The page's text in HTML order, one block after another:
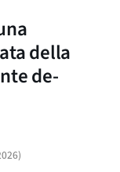
della
de-
)